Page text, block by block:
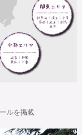
ルを掲載